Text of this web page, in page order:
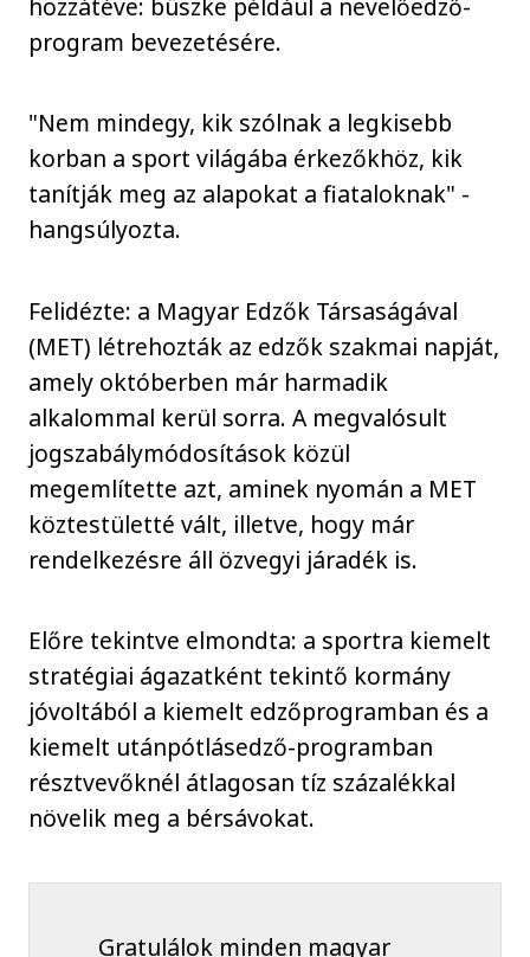
program bevezetésére.
"Nem mindegy, kik szólnak a legkisebb
korban a sport világába érkezőkhöz, kik
tanítják meg az alapokat a fiataloknak" -
hangsúlyozta.
Felidézte: a Magyar Edzők Társaságával
(MET) létrehozták az edzők szakmai napját,
amely októberben már harmadik
alkalommal kerül sorra. A megvalósult
jogszabálymódosítások közül
megemlítette azt, aminek nyomán a MET
köztestületté vált, illetve, hogy már
rendelkezésre áll özvegyi járadék is.
Előre tekintve elmondta: a sportra kiemelt
stratégiai ágazatként tekintő kormány
jóvoltából a kiemelt edzőprogramban és a
kiemelt utánpótlásedző-programban
résztvevőknél átlagosan tíz százalékkal
növelik meg a bérsávokat.
Gratulálok minden magyar